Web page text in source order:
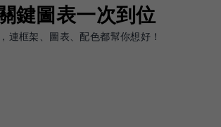
鍵圖表一次到位
框架、圖表、配色都幫你想好！